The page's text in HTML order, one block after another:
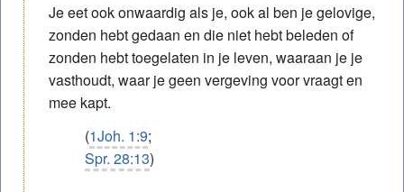
Je eet ook onwaardig als je, ook al ben je gelovige,
zonden hebt gedaan en die niet hebt beleden of
zonden hebt toegelaten in je leven, waaraan je je
vasthoudt, waar je geen vergeving voor vraagt en
mee kapt.
(1Joh. 1:9;
Spr. 28:13)